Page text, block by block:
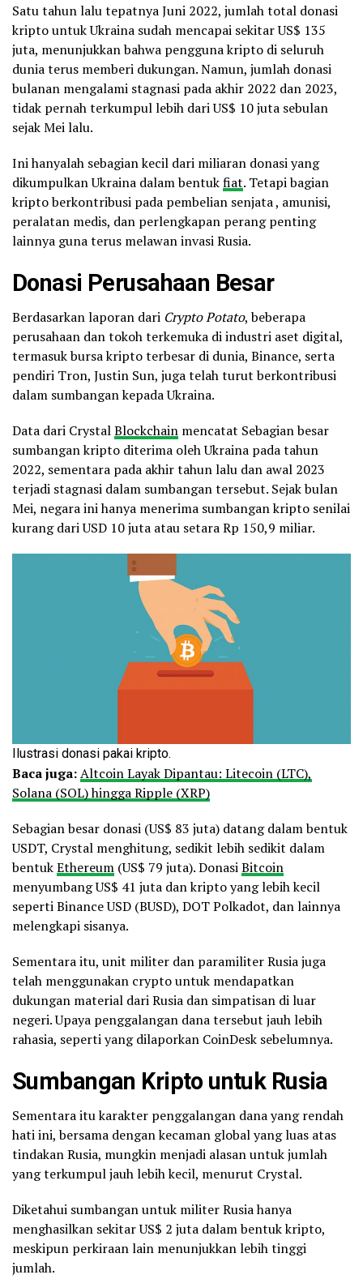
Satu tahun lalu tepatnya Juni 2022, jumlah total donasi
kripto untuk Ukraina sudah mencapai sekitar US$ 135
juta, menunjukkan bahwa pengguna kripto di seluruh
dunia terus memberi dukungan. Namun, jumlah donasi
bulanan mengalami stagnasi pada akhir 2022 dan 2023,
tidak pernah terkumpul lebih dari US$ 10 juta sebulan
sejak Mei lalu.
Ini hanyalah sebagian kecil dari miliaran donasi yang
dikumpulkan Ukraina dalam bentukfiat. Tetapi bagian
kripto berkontribusi pada pembelian senjata , amunisi,
peralatan medis, dan perlengkapan perang penting
lainnya guna terus melawan invasi Rusia.
Donasi Perusahaan Besar
Berdasarkan laporan dari Crypto Potato, beberapa
perusahaan dan tokoh terkemuka di industri aset digital,
termasuk bursa kripto terbesar di dunia, Binance, serta
pendiri Tron, Justin Sun, juga telah turut berkontribusi
dalam sumbangan kepada Ukraina.
Data dari CrystalBlockchain mencatat Sebagian besar
sumbangan kripto diterima oleh Ukraina pada tahun
2022, sementara pada akhir tahun lalu dan awal 2023
terjadi stagnasi dalam sumbangan tersebut. Sejak bulan
Mei, negara ini hanya menerima sumbangan kripto senilai
kurang dari USD 10 juta atau setara Rp 150,9 miliar.
Ilustrasi donasi pakai kripto.
Baca juga:Altcoin Layak Dipantau: Litecoin (LTC),
Solana (SOL) hingga Ripple (XRP)
Sebagian besar donasi (US$ 83 juta) datang dalam bentuk
USDT, Crystal menghitung, sedikit lebih sedikit dalam
bentukEthereum (US$ 79 juta). DonasiBitcoin
menyumbang US$ 41 juta dan kripto yang lebih kecil
seperti Binance USD (BUSD), DOT Polkadot, dan lainnya
melengkapi sisanya.
Sementara itu, unit militer dan paramiliter Rusia juga
telah menggunakan crypto untuk mendapatkan
dukungan material dari Rusia dan simpatisan di luar
negeri. Upaya penggalangan dana tersebut jauh lebih
rahasia, seperti yang dilaporkan CoinDesk sebelumnya.
Sumbangan Kripto untuk Rusia
Sementara itu karakter penggalangan dana yang rendah
hati ini, bersama dengan kecaman global yang luas atas
tindakan Rusia, mungkin menjadi alasan untuk jumlah
yang terkumpul jauh lebih kecil, menurut Crystal.
Diketahui sumbangan untuk militer Rusia hanya
menghasilkan sekitar US$ 2 juta dalam bentuk kripto,
meskipun perkiraan lain menunjukkan lebih tinggi
jumlah.